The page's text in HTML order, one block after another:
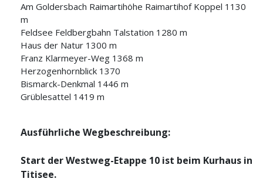
Am Goldersbach Raimartihöhe Raimartihof Koppel 1130
m
Feldsee Feldbergbahn Talstation 1280 m
Haus der Natur 1300 m
Franz Klarmeyer-Weg 1368 m
Herzogenhornblick 1370
Bismarck-Denkmal 1446 m
Grüblesattel 1419 m
Ausführliche Wegbeschreibung:
Start der Westweg-Etappe 10 ist beim Kurhaus in
Titisee.